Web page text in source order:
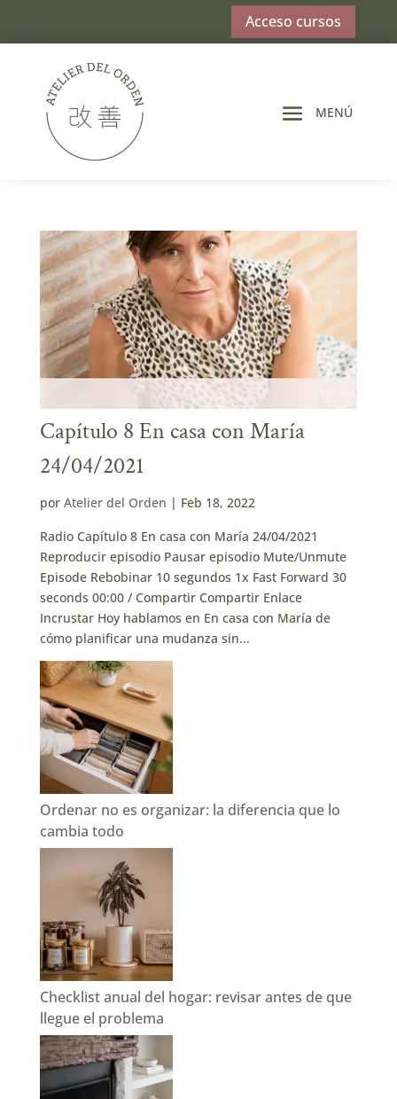
Acceso cursos
Capítulo 8 En casa con María
24/04/2021
por Atelier del Orden | Feb 18, 2022
Radio Capítulo 8 En casa con María 24/04/2021
Reproducir episodio Pausar episodio Mute/Unmute
Episode Rebobinar 10 segundos 1x Fast Forward 30
seconds 00:00 / Compartir Compartir Enlace
Incrustar Hoy hablamos en En casa con María de
cómo planificar una mudanza sin...
Ordenar no es organizar: la diferencia que lo
cambia todo
Checklist anual del hogar: revisar antes de que
llegue el problema